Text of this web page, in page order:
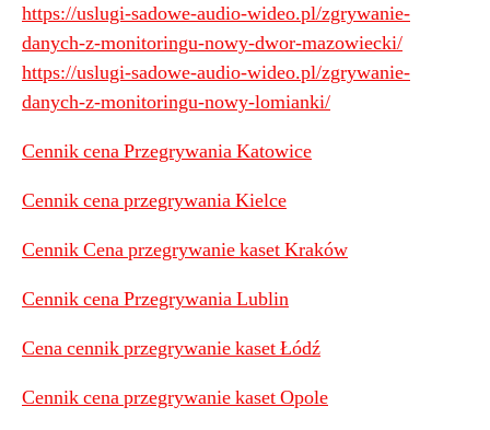
https://uslugi-sadowe-audio-wideo.pl/zgrywanie-
danych-z-monitoringu-nowy-dwor-mazowiecki/
https://uslugi-sadowe-audio-wideo.pl/zgrywanie-
danych-z-monitoringu-nowy-lomianki/
Cennik cena Przegrywania Katowice
Cennik cena przegrywania Kielce
Cennik Cena przegrywanie kaset Kraków
Cennik cena Przegrywania Lublin
Cena cennik przegrywanie kaset Łódź
Cennik cena przegrywanie kaset Opole